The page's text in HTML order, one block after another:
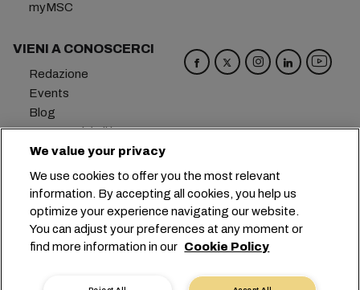
myMSC
VIENI A CONOSCERCI
Redazione
Events
Blog
Opportunità di lavoro
Contattaci
Centro Preferenziale
Sede centrale: +41 227038888
info@msc.com
Chemin Rieu 12, 1208 Geneva
Switzerland
We value your privacy
We use cookies to offer you the most relevant
information. By accepting all cookies, you help us
optimize your experience navigating our website.
You can adjust your preferences at any moment or
find more information in our Cookie Policy